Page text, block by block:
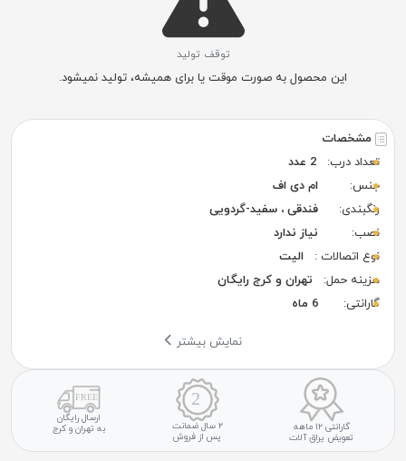
مشخصات
تعداد درب:
2 عدد
جنس:
ام دی اف
رنگبندی:
فندقی ، سفید-گردویی
نصب:
نیاز ندارد
نوع اتصالات :
الیت
هزینه حمل:
تهران و کرج رایگان
گارانتی:
6 ماه
نمایش بیشتر
گارانتی ۱۲ ماهه
تعویض یراق آلات
۲ سال ضمانت
پس از فروش
ارسال رایگان
به تهران و کرج
توقف تولید
این محصول به صورت موقت یا برای همیشه، تولید نمیشود.